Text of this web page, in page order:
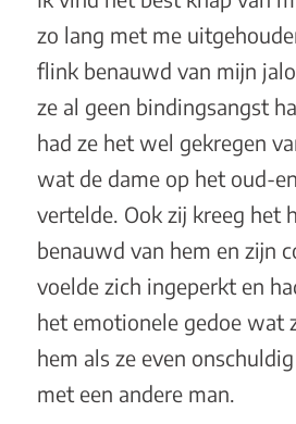
zo lang met me
flink benauwd van mijn
ze al geen bindingsangst
had ze het wel gekregen
wat de dame op het oud-
vertelde. Ook zij kreeg het
benauwd van hem en zijn
voelde zich ingeperkt en
het emotionele gedoe wat
hem als ze even
met een andere man.